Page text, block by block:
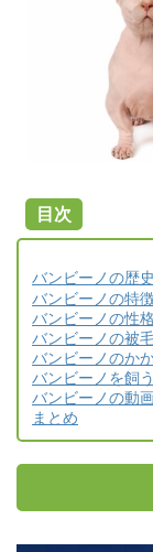
目次
バンビーノの歴史
バンビーノの特
バンビーノの性
バンビーノの被
バンビーノのか
バンビーノを飼
バンビーノの動
まとめ